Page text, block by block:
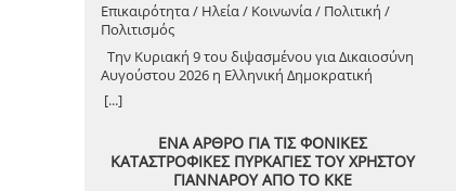
Επικαιρότητα / Ηλεία / Κοινωνία / Πολιτική /
Πολιτισμός
Την Κυριακή 9 του διψασμένου για Δικαιοσύνη
Αυγούστου 2026 η Ελληνική Δημοκρατική
Αντιεξουσιαστική Καρδιά χτυπά μαζί με ΟΛΟΥΣ
τους Συναγωνιστές για την Παλαιστίνη μέρα
[...]
ΕΝΑ ΑΡΘΡΟ ΓΙΑ ΤΙΣ ΦΟΝΙΚΕΣ
ΚΑΤΑΣΤΡΟΦΙΚΕΣ ΠΥΡΚΑΓΙΕΣ ΤΟΥ ΧΡΗΣΤΟΥ
ΓΙΑΝΝΑΡΟΥ ΑΠΟ ΤΟ ΚΚΕ